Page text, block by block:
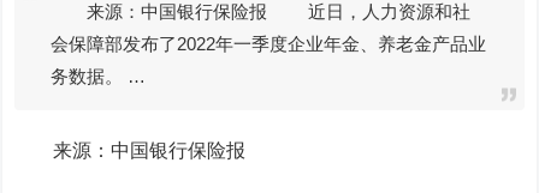
来源：中国银行保险报 近日，人力资源和社
会保障部发布了2022年一季度企业年金、养老金产品业
务数据。 …
来源： 中国银行保险报